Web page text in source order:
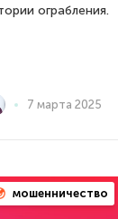
ограбления.
7 марта 2025
мошенничество